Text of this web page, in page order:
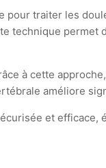
pour traiter les
technique
à cette
améliore
et